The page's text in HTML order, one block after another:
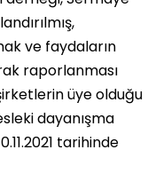
ve faydaların
raporlanması
üye olduğu
dayanışma
tarihinde